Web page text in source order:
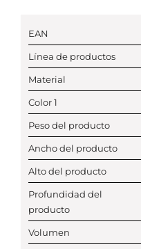
EAN
Línea de productos
Material
Color 1
Peso del producto
Ancho del producto
Alto del producto
Profundidad del
producto
Volumen